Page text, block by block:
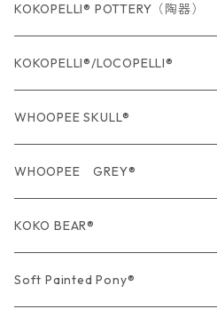
KOKOPELLI® POTTERY（陶器）
KOKOPELLI®/LOCOPELLI®
USA Fabric series数量限定
期間限定商品
WHOOPEE SKULL®
USA Fabric series数量限定
期間限定商品
WHOOPEE GREY®
KOKO BEAR®
USA Fabric series数量限定
Soft Painted Pony®